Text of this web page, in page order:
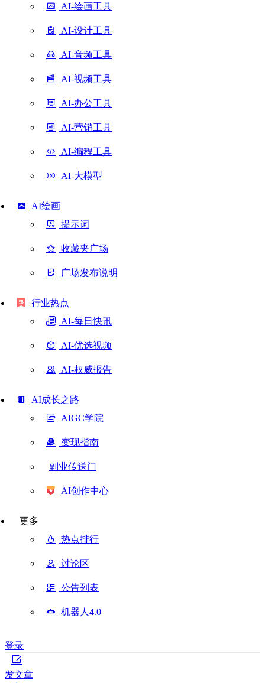
AI-绘画工具
AI-设计工具
AI-音频工具
AI-视频工具
AI-办公工具
AI-营销工具
AI-编程工具
AI-大模型
AI绘画
提示词
收藏夹广场
广场发布说明
行业热点
AI-每日快讯
AI-优选视频
AI-权威报告
AI成长之路
AIGC学院
变现指南
副业传送门
AI创作中心
更多
热点排行
讨论区
公告列表
机器人4.0
登录
发文章